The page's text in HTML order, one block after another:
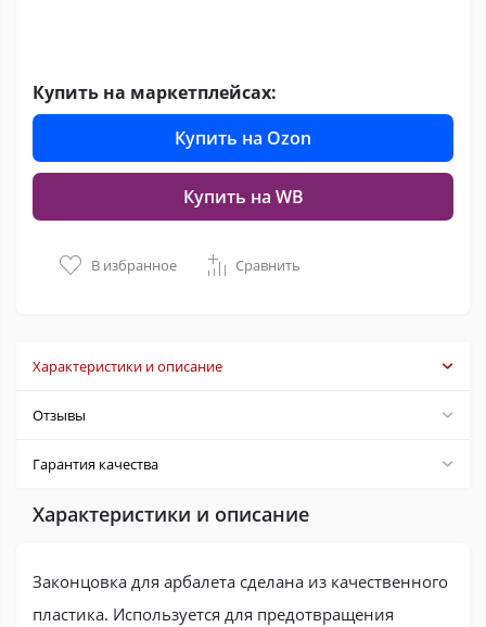
Купить на маркетплейсах:
Купить на Ozon
Купить на WB
В избранное Сравнить
Характеристики и описание
Отзывы
Гарантия качества
Характеристики и описание
Законцовка для арбалета сделана из качественного
пластика. Используется для предотвращения